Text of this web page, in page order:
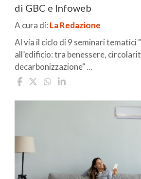
di GBC e Infoweb
A cura di: La Redazione
Al via il ciclo di 9 seminari tematici
all’edificio: tra benessere,
decarbonizzazione" ...